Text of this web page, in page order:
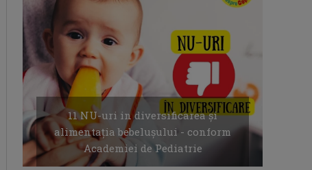
11 NU-uri in diversificarea și
alimentația bebelușului - conform
Academiei de Pediatrie